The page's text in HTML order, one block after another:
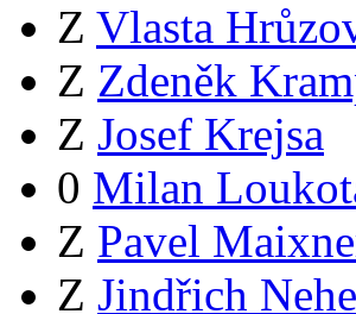
Z Vlasta
Z Zdeněk
Z Josef Krejsa
0 Milan
Z Pavel
Z Jindřich